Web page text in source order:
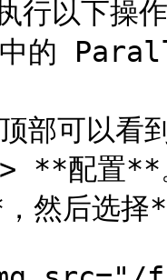
行以下操
**配置**
然后选